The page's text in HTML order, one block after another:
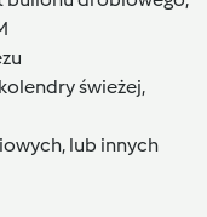
kolendry świeżej,
lub innych